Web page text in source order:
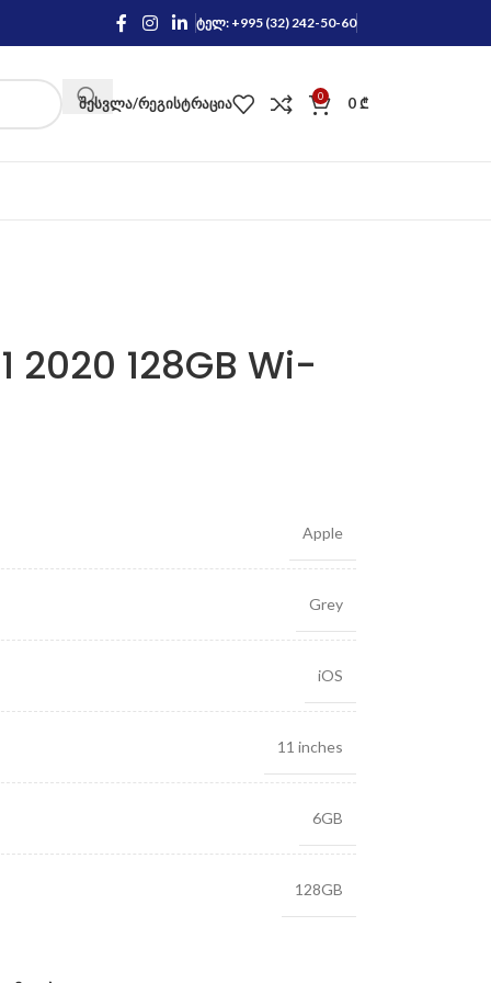
ტელ: +995 (32) 242-50-60
ᲨᲔᲡᲕᲚᲐ/ᲠᲔᲒᲘᲡᲢᲠᲐᲪᲘᲐ 0 0₾
2020 128GB Wi-
Apple
Grey
iOS
11 inches
6GB
128GB